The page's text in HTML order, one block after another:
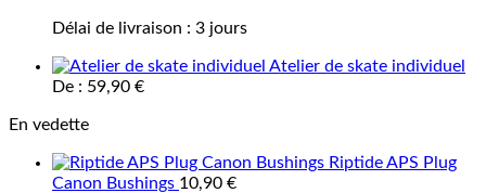
Délai de livraison : 3 jours
Atelier de skate individuel
De : 59,90 €
En vedette
Riptide APS Plug
Canon Bushings 10,90 €